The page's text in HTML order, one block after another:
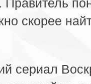
скорее
сериал